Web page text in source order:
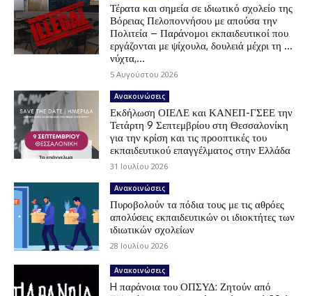
Τέρατα και σημεία σε ιδιωτικό σχολείο της
Βόρειας Πελοποννήσου με απούσα την
Πολιτεία – Παράνομοι εκπαιδευτικοί που
εργάζονται με ψίχουλα, δουλειά μέχρι τη …
νύχτα,...
5 Αυγούστου 2026
Ανακοινώσεις
Εκδήλωση ΟΙΕΛΕ και ΚΑΝΕΠ-ΓΣΕΕ την
Τετάρτη 9 Σεπτεμβρίου στη Θεσσαλονίκη
για την κρίση και τις προοπτικές του
εκπαιδευτικού επαγγέλματος στην Ελλάδα
31 Ιουλίου 2026
Ανακοινώσεις
Πυροβολούν τα πόδια τους με τις αθρόες
απολύσεις εκπαιδευτικών οι ιδιοκτήτες των
ιδιωτικών σχολείων
28 Ιουλίου 2026
Ανακοινώσεις
H παράνοια του ΟΠΣΥΔ: Ζητούν από